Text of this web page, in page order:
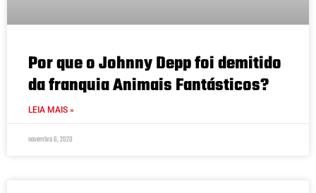
Por que o Johnny Depp foi demitido
da franquia Animais Fantásticos?
LEIA MAIS »
novembro 6, 2020